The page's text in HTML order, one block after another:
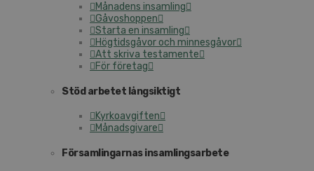
Månadens insamling
Gåvoshoppen
Starta en insamling
Högtidsgåvor och minnesgåvor
Att skriva testamente
För företag
Stöd arbetet långsiktigt
Kyrkoavgiften
Månadsgivare
Församlingarnas insamlingsarbete